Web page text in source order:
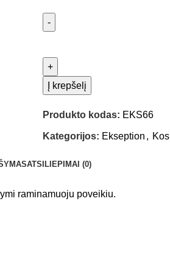
Į krepšelį
Produkto kodas: EKS66
Kategorijos: Ekseption ,
ATSILIEPIMAI (0)
raminamuoju poveikiu.